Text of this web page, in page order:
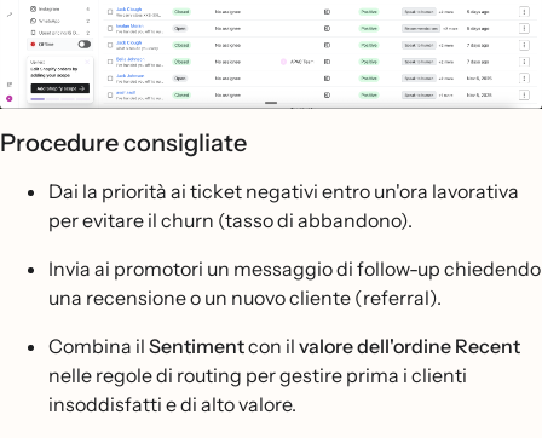
Procedure consigliate
Dai la priorità ai ticket negativi entro un'ora lavorativa
per evitare il churn (tasso di abbandono).
Invia ai promotori un messaggio di follow-up chiedendo
una recensione o un nuovo cliente (referral).
Combina il Sentimentcon il valore dell'ordine Recent
nelle regole di routing per gestire prima i clienti
insoddisfatti e di alto valore.